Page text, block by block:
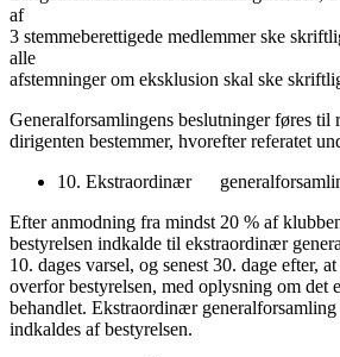
af
3 stemmeberettigede medlemmer ske
alle
afstemninger om eksklusion skal ske
Generalforsamlingens beslutninger føres til
dirigenten bestemmer, hvorefter referatet
10. Ekstraordinær
Efter anmodning fra mindst 20 % af
bestyrelsen indkalde til ekstraordinær
10. dages varsel, og senest 30. dage efter,
overfor bestyrelsen, med oplysning om det
behandlet. Ekstraordinær
indkaldes af bestyrelsen.